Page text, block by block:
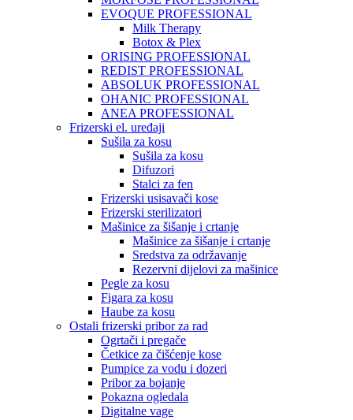
EVOQUE PROFESSIONAL
Milk Therapy
Botox & Plex
ORISING PROFESSIONAL
REDIST PROFESSIONAL
ABSOLUK PROFESSIONAL
OHANIC PROFESSIONAL
ANEA PROFESSIONAL
Frizerski el. uređaji
Sušila za kosu
Sušila za kosu
Difuzori
Stalci za fen
Frizerski usisavači kose
Frizerski sterilizatori
Mašinice za šišanje i crtanje
Mašinice za šišanje i crtanje
Sredstva za održavanje
Rezervni dijelovi za mašinice
Pegle za kosu
Figara za kosu
Haube za kosu
Ostali frizerski pribor za rad
Ogrtači i pregače
Četkice za čišćenje kose
Pumpice za vodu i dozeri
Pribor za bojanje
Pokazna ogledala
Digitalne vage